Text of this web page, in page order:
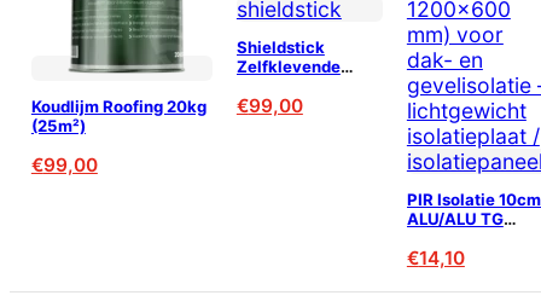
Koudlijm Roofing 20kg
(25m²)
€99,00
Shieldstick
Zelfklevende
15m²
€99,00
PIR Isolatie
ALU/ALU TG
€14,10